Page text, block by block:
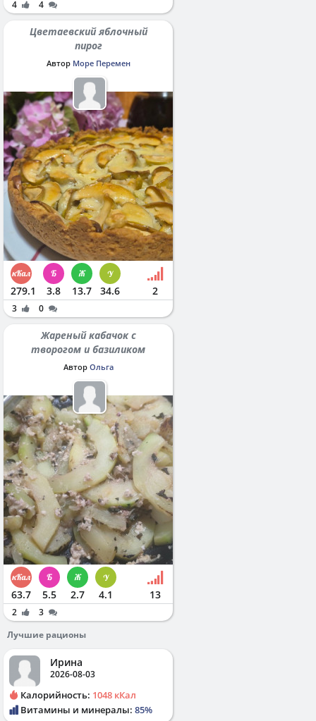
4 4
Цветаевский яблочный
пирог
Автор Море Перемен
279.1 3.8 13.7 34.6 2
3 0
Жареный кабачок с
творогом и базиликом
Автор Ольга
63.7 5.5 2.7 4.1 13
2
3
Лучшие рационы
Ирина
2026-08-03
Калорийность: 1048 кКал
Витамины и минералы: 85%